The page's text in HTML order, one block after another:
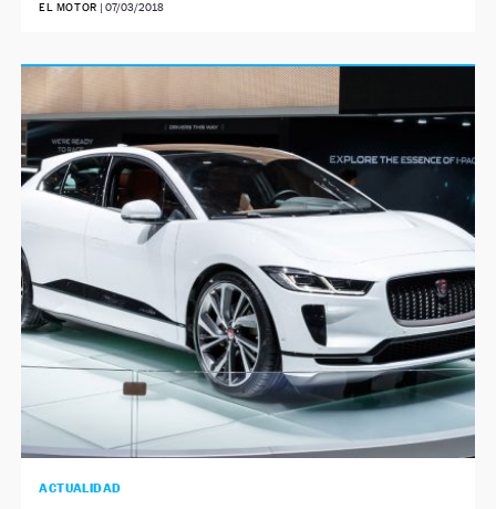
EL MOTOR | 07/03/2018
ACTUALIDAD